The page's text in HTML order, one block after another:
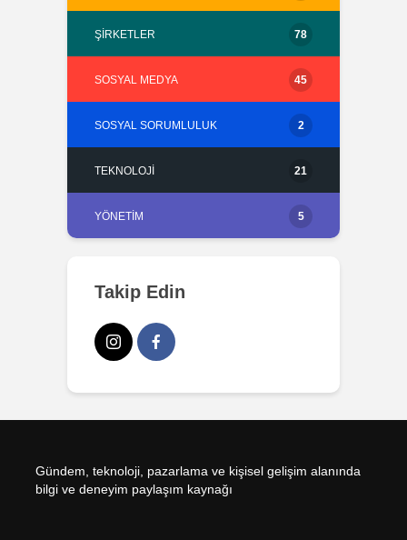
ŞIRKETLER 78
SOSYAL MEDYA 45
SOSYAL SORUMLULUK 2
TEKNOLOJI 21
YÖNETIM 5
Takip Edin
Gündem, teknoloji, pazarlama ve kişisel gelişim alanında
bilgi ve deneyim paylaşım kaynağı